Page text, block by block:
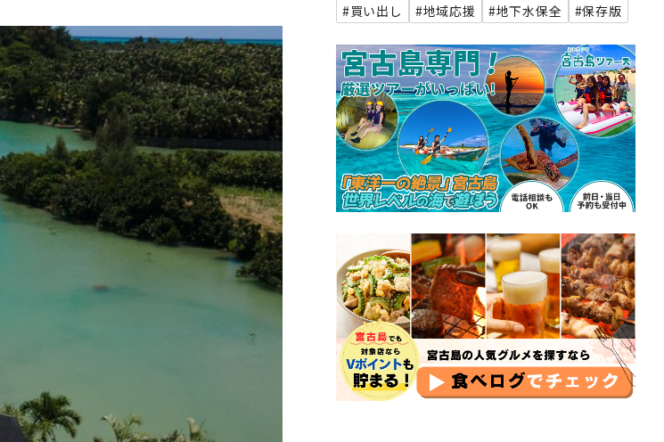
#買い出し
#地域応援 #地下水保全 #保存版